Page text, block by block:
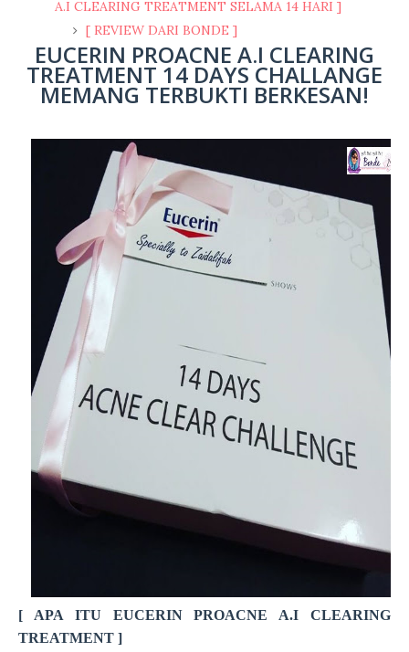
A.I CLEARING TREATMENT SELAMA 14 HARI ]
[ REVIEW DARI BONDE ]
EUCERIN PROACNE A.I CLEARING
TREATMENT 14 DAYS CHALLANGE
MEMANG TERBUKTI BERKESAN!
[ APA ITU EUCERINPROACNE A.I CLEARING
TREATMENT ]